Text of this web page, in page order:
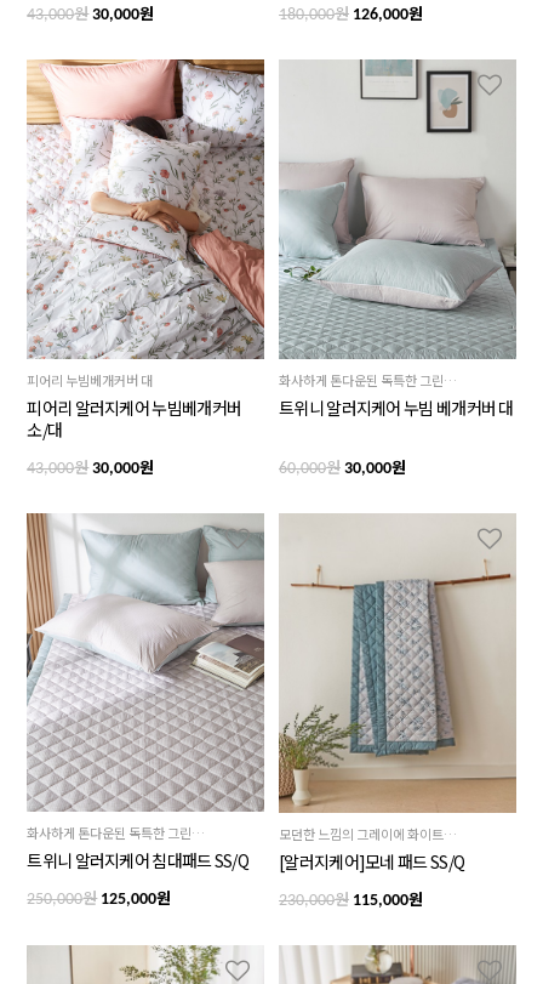
43,000원30,000원 180,000원 126,000원
피어리 누빔베개커버 대
피어리 알러지케어 누빔베개커버
소/대
43,000원30,000원
화사하게 톤다운된 독특한 그린블루의 사각도트패턴이 감각적인 스타일을 만들어 주는 트위니 베개커버
트위니 알러지케어 누빔 베개커버 대
60,000원 30,000원
화사하게 톤다운된 독특한 그린블루의 사각도트패턴이 감각적인 스타일을 만들어 주는 트위니 침대패드 SS/Q
트위니 알러지케어 침대패드 SS/Q
250,000원125,000원
모던한 느낌의 그레이에 화이트와 그린플라워 모티브들이 포인트인 제품
[알러지케어]모네 패드 SS/Q
230,000원 115,000원